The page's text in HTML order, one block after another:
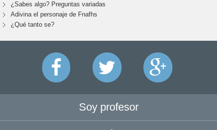
¿Sabes algo? Preguntas variadas
Adivina el personaje de Fnafhs
¿Qué tanto se?
Soy profesor